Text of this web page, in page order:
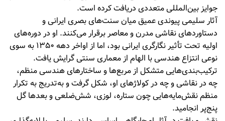
جوایز بین‌المللی متعددی دریافت کرده است.
آثار سلیمی پیوندی عمیق میان سنت‌های بصری ایرانی و
دستاوردهای نقاشی مدرن و معاصر برقرار می‌کنند. او در دوره‌های
اولیه تحت تأثیر نگارگری ایرانی بود، اما از اواخر دهه ۱۳۵۰ به سوی
نوعی انتزاع هندسی با الهام از معماری سنتی گرایش یافت.
ترکیب‌بندی‌هایی متشکل از مربع‌ها و ساختارهای هندسی منظم،
چه در نقاشی و چه در کولاژهای او، شکل گرفت و به‌تدریج به تکرار
منظم نقش‌مایه‌هایی چون ستاره، لوزی، شش‌ضلعی و بعدها گل
پنج‌پر انجامید.